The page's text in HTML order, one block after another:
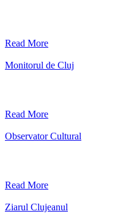
Read More
Monitorul de Cluj
Read More
Observator Cultural
Read More
Ziarul Clujeanul